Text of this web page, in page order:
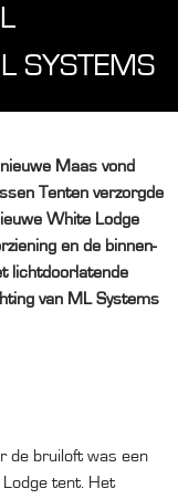
SYSTEMS
Maas vond
Tenten verzorgde
White Lodge
en de binnen-
lichtdoorlatende
van ML Systems
de bruiloft was een
tent. Het